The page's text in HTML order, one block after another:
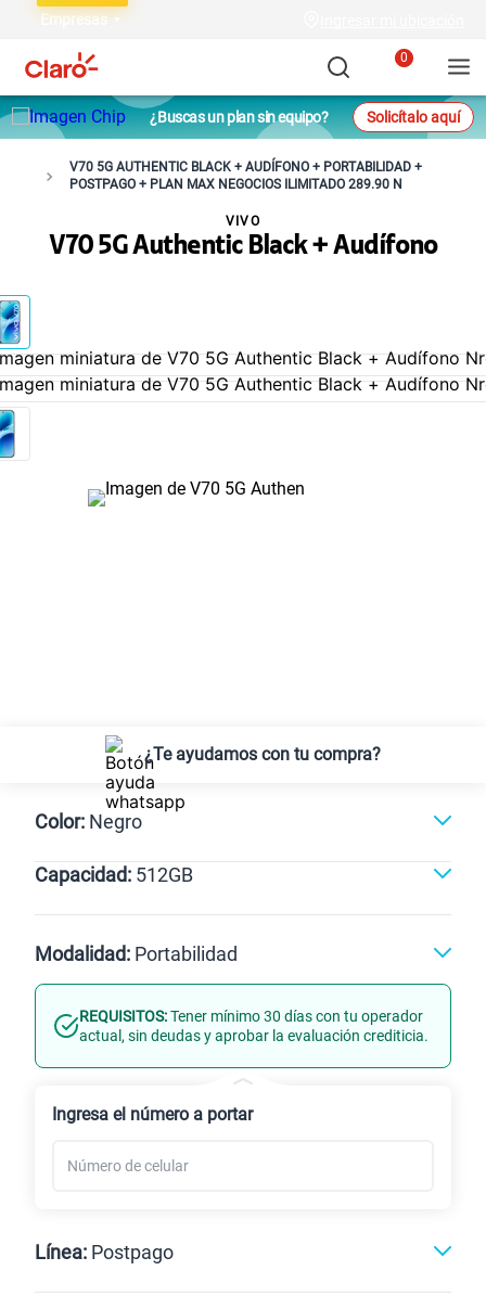
Empresas
0
¿Buscas un plan sin equipo? Solicítalo aquí
V70 5G AUTHENTIC BLACK + AUDÍFONO + PORTABILIDAD +
POSTPAGO + PLAN MAX NEGOCIOS ILIMITADO 289.90 N
V70 5G Authentic Black + Audífono
VIVO
¿Te ayudamos con tu compra?
Color: Negro
Dorado
Capacidad: 512GB
512GB
Modalidad: Portabilidad
Línea Nueva Portabilidad
REQUISITOS:Tener mínimo 30 días con tu operador
actual, sin deudas y aprobar la evaluación crediticia.
Ingresa el número a portar
Línea: Postpago